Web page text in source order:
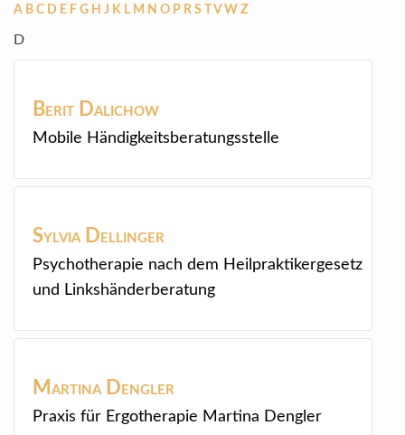
A B C D E F G H J K L M N O P R S TV W Z
D
Berit Dalichow
Mobile Händigkeitsberatungsstelle
Sylvia Dellinger
Psychotherapie nach dem Heilpraktikergesetz
und Linkshänderberatung
Martina Dengler
Praxis für Ergotherapie Martina Dengler